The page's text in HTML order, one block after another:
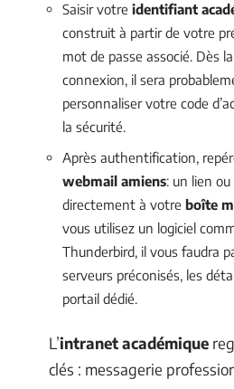
Saisir votre identifiant
construit à partir de votre
mot de passe associé. Dès
connexion, il sera
personnaliser votre code
la sécurité.
Après authentification,
webmail amiens: un lien
directement à votre boîte
vous utilisez un logiciel
Thunderbird, il vous faudra
serveurs préconisés, les
portail dédié.
L’intranet académique
clés : messagerie